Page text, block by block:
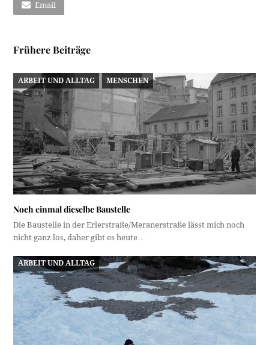
Email
Frühere Beiträge
ARBEIT UND ALLTAG MENSCHEN
Noch einmal dieselbe Baustelle
Die Baustelle in der Erlerstraße/Meranerstraße lässt mich noch
nicht ganz los, daher gibt es heute…
ARBEIT UND ALLTAG